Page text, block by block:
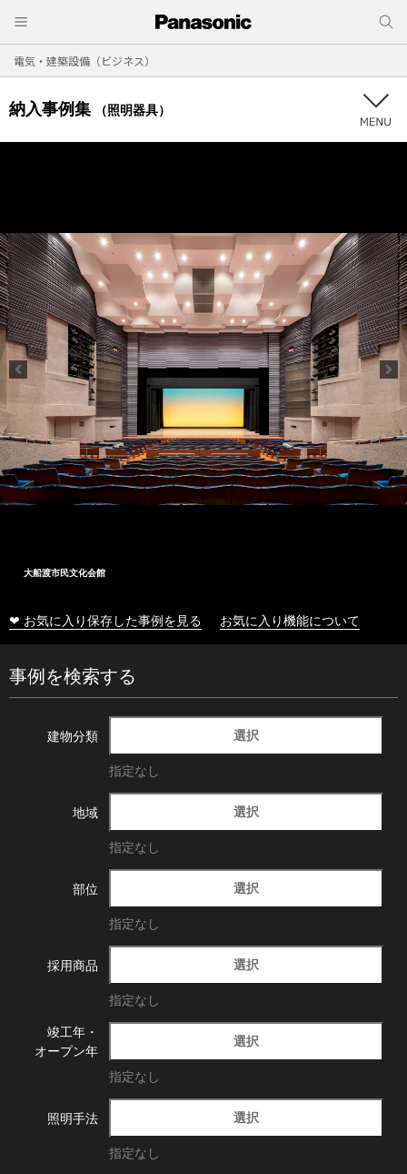
電気・建築設備（ビジネス）
納入事例集 （照明器具）
大船渡市民文化会館
❤ お気に入り保存した事例を見る お気に入り機能について
事例を検索する
建物分類 選択
指定なし
地域 選択
指定なし
部位 選択
指定なし
採用商品 選択
指定なし
竣工年・
オープン年
選択
指定なし
照明手法 選択
指定なし